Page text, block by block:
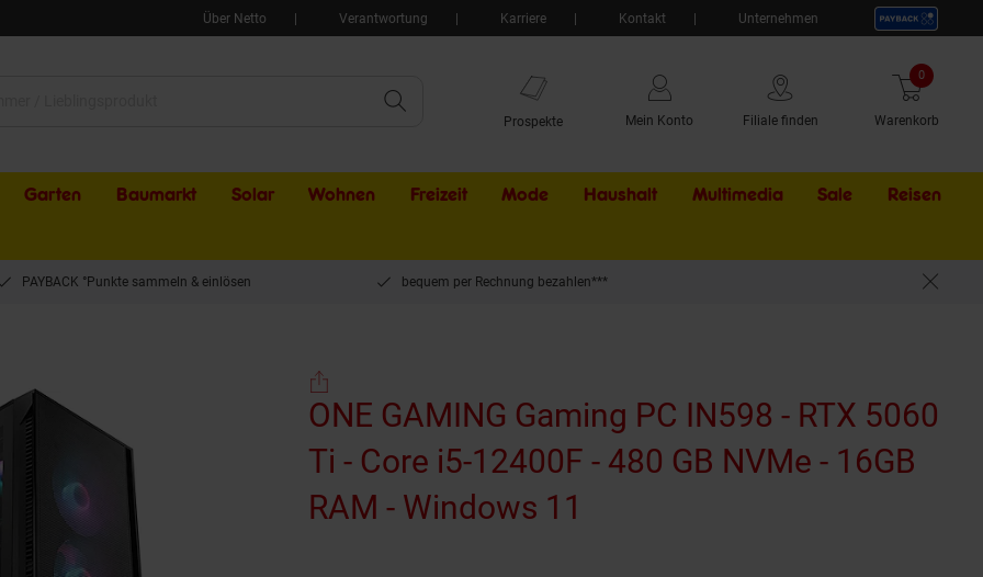
Über Netto Verantwortung Karriere Kontakt Unternehmen
Prospekte Mein Konto Filiale finden Warenkorb
0 Artikel
Garten Baumarkt Solar Wohnen Freizeit Mode Haushalt Multimedia Sale Externer
Reisen
PAYBACK °Punkte sammeln & einlösen bequem per Rechnung bezahlen***
ONE GAMING Gaming PC IN598 - RTX 5060
Ti - Core i5-12400F - 480 GB NVMe - 16GB
RAM - Windows 11